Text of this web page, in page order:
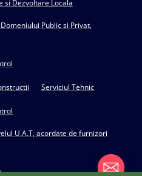
si Dezvoltare Locala
Public si Privat,
Serviciul Tehnic
U.A.T, acordate de furnizori